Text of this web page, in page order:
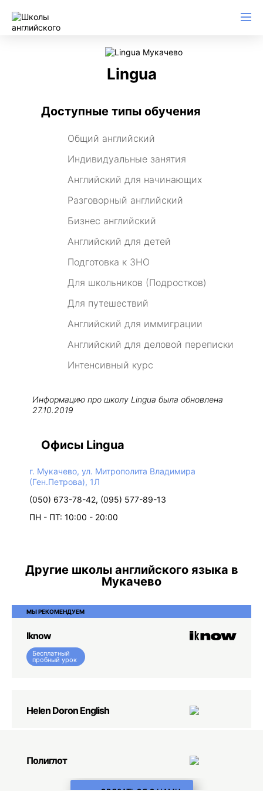
Lingua
Доступные типы обучения
Общий английский
Индивидуальные занятия
Английский для начинающих
Разговорный английский
Бизнес английский
Английский для детей
Подготовка к ЗНО
Для школьников (Подростков)
Для путешествий
Английский для иммиграции
Английский для деловой переписки
Интенсивный курс
Информацию про школу Lingua была обновлена
27.10.2019
Офисы Lingua
г. Мукачево, ул. Митрополита Владимира
(Ген.Петрова), 1Л
(050) 673-78-42, (095) 577-89-13
ПН - ПТ: 10:00 - 20:00
Другие школы английского языка в
Мукачево
МЫ РЕКОМЕНДУЕМ
Iknow
Бесплатный
пробный урок
Helen Doron English
Полиглот